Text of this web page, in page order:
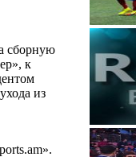
сборную
к
из